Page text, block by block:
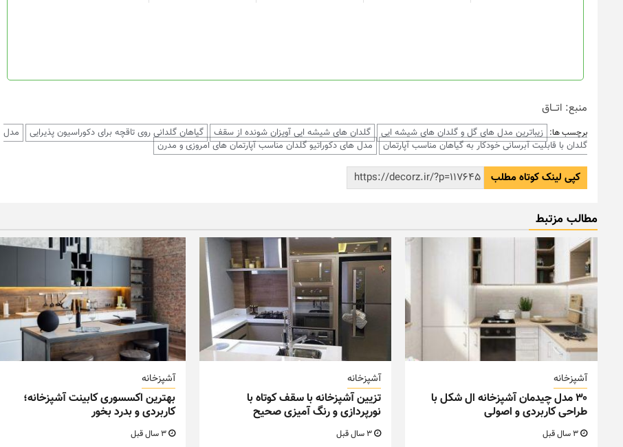
منبع: اتـــاق
برچسب ها: زیباترین مدل های گل و گلدان های شیشه ایی گلدان های شیشه ایی آویزان شونده از سقف گیاهان گلدانی روی تاقچه برای دکوراسیون پذیرایی
مدل
گلدان با قابلیت آبرسانی خودکار به گیاهان مناسب آپارتمان
مدل های دکوراتیو گلدان مناسب آپارتمان های امروزی و مدرن
کپی لینک کوتاه مطلب
مطالب مزتبط
آشپزخانه
۳۰ مدل چیدمان آشپزخانه ال شکل با
طراحی کاربردی و اصولی
آشپزخانه
تزیین آشپزخانه با سقف کوتاه با
نورپردازی و رنگ آمیزی صحیح
3 سال قبل
آشپزخانه
بهترین اکسسوری کابینت آشپزخانه؛
کاربردی و بدرد بخور
3 سال قبل